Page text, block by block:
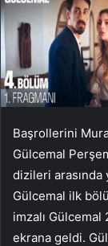
Başrollerini
Gülcemal
dizileri arasında
Gülcemal ilk
imzalı
ekrana geldi.